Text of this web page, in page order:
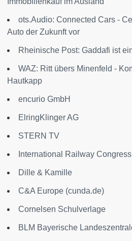
ots.Audio: Connected Cars -
Auto der Zukunft vor
Rheinische Post: Gaddafi ist
WAZ: Ritt übers Minenfeld -
Hautkapp
encurio GmbH
ElringKlinger AG
STERN TV
International Railway Congress
Dille & Kamille
C&A Europe (cunda.de)
Cornelsen Schulverlage
BLM Bayerische